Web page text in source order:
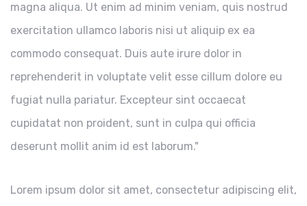
magna aliqua. Ut enim ad minim veniam, quis nostrud
exercitation ullamco laboris nisi ut aliquip ex ea
commodo consequat. Duis aute irure dolor in
reprehenderit in voluptate velit esse cillum dolore eu
fugiat nulla pariatur. Excepteur sint occaecat
cupidatat non proident, sunt in culpa qui officia
deserunt mollit anim id est laborum."
Lorem ipsum dolor sit amet, consectetur adipiscing elit,